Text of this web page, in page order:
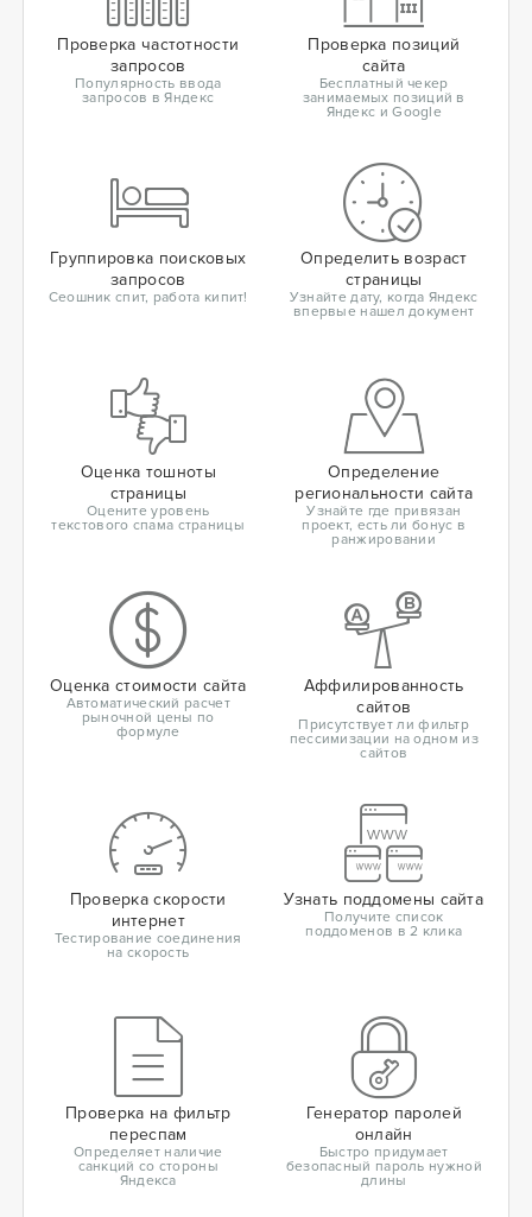
Проверка частотности
запросов
Популярность ввода
запросов в Яндекс
Проверка позиций
сайта
Бесплатный чекер
занимаемых позиций в
Яндекс и Google
Группировка поисковых
запросов
Сеошник спит, работа кипит!
Определить возраст
страницы
Узнайте дату, когда Яндекс
впервые нашел документ
Оценка тошноты
страницы
Оцените уровень
текстового спама страницы
Определение
региональности сайта
Узнайте где привязан
проект, есть ли бонус в
ранжировании
Оценка стоимости сайта
Автоматический расчет
рыночной цены по
формуле
Аффилированность
сайтов
Присутствует ли фильтр
пессимизации на одном из
сайтов
Проверка скорости
интернет
Тестирование соединения
на скорость
Узнать поддомены сайта
Получите список
поддоменов в 2 клика
Проверка на фильтр
переспам
Определяет наличие
санкций со стороны
Яндекса
Генератор паролей
онлайн
Быстро придумает
безопасный пароль нужной
длины